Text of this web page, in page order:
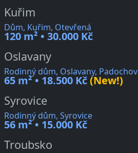
Kuřim
Dům, Kuřim, Otevřená
120 m² • 30.000 Kč
Oslavany
Rodinný dům, Oslavany, Padochov
65 m² • 18.500 Kč(New!)
Syrovice
Rodinný dům, Syrovice
56 m² • 15.000 Kč
Troubsko